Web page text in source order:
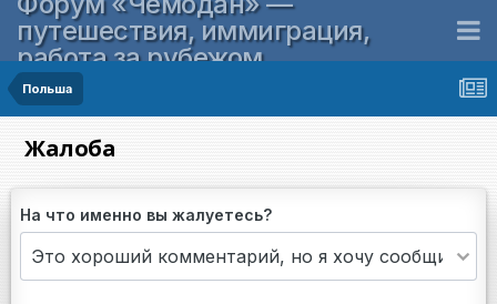
путешествия, иммиграция,
работа за рубежом
Польша
Жалоба
На что именно вы жалуетесь?